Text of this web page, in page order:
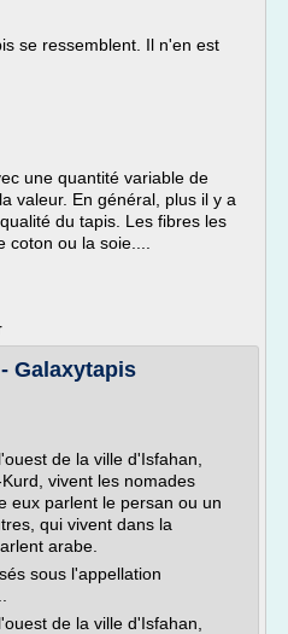
se ressemblent. Il n'en est
une quantité variable de
valeur. En général, plus il y a
du tapis. Les fibres les
ou la soie....
Galaxytapis
de la ville d'Isfahan,
vivent les nomades
eux parlent le persan ou un
qui vivent dans la
arabe.
sous l'appellation
de la ville d'Isfahan,